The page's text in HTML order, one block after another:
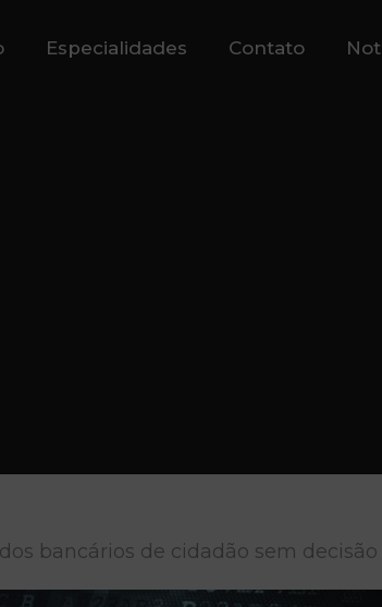
Especialidades Contato
bancários de cidadão sem decisão